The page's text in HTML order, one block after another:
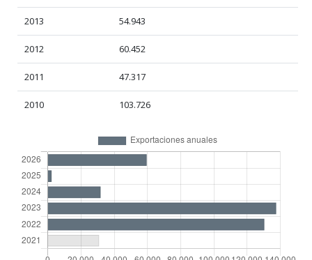
2013 54.943
2012 60.452
2011 47.317
2010 103.726